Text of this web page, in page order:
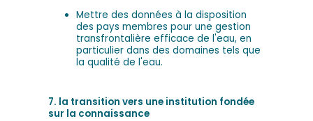
Mettre des données à la disposition
des pays membres pour une gestion
transfrontalière efficace de l'eau, en
particulier dans des domaines tels que
la qualité de l'eau.
7. la transition vers une institution fondée
sur la connaissance